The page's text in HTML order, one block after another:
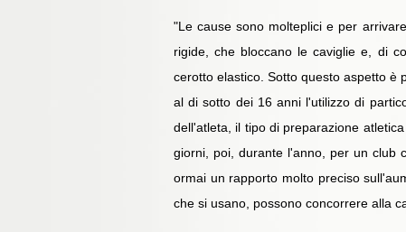
"Le cause sono molteplici e per
rigide, che bloccano le caviglie e, di
cerotto elastico. Sotto questo aspetto è
al di sotto dei 16 anni l'utilizzo di
dell'atleta, il tipo di preparazione
giorni, poi, durante l'anno, per un club
ormai un rapporto molto preciso
che si usano, possono concorrere alla